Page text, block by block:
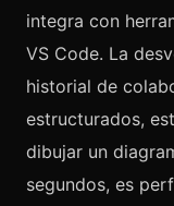
integra con
VS Code. La
historial de
estructurados,
dibujar un
segundos, es